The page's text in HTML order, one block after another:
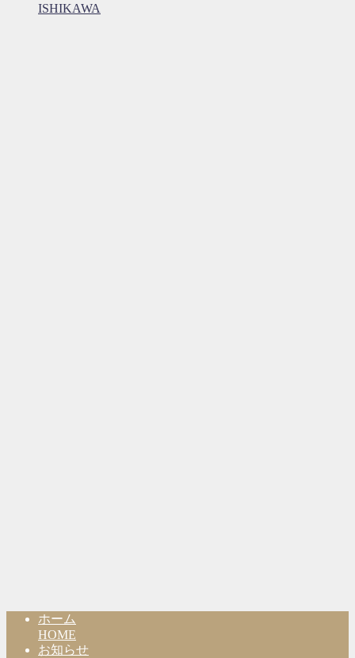
ISHIKAWA
ホーム
HOME
お知らせ